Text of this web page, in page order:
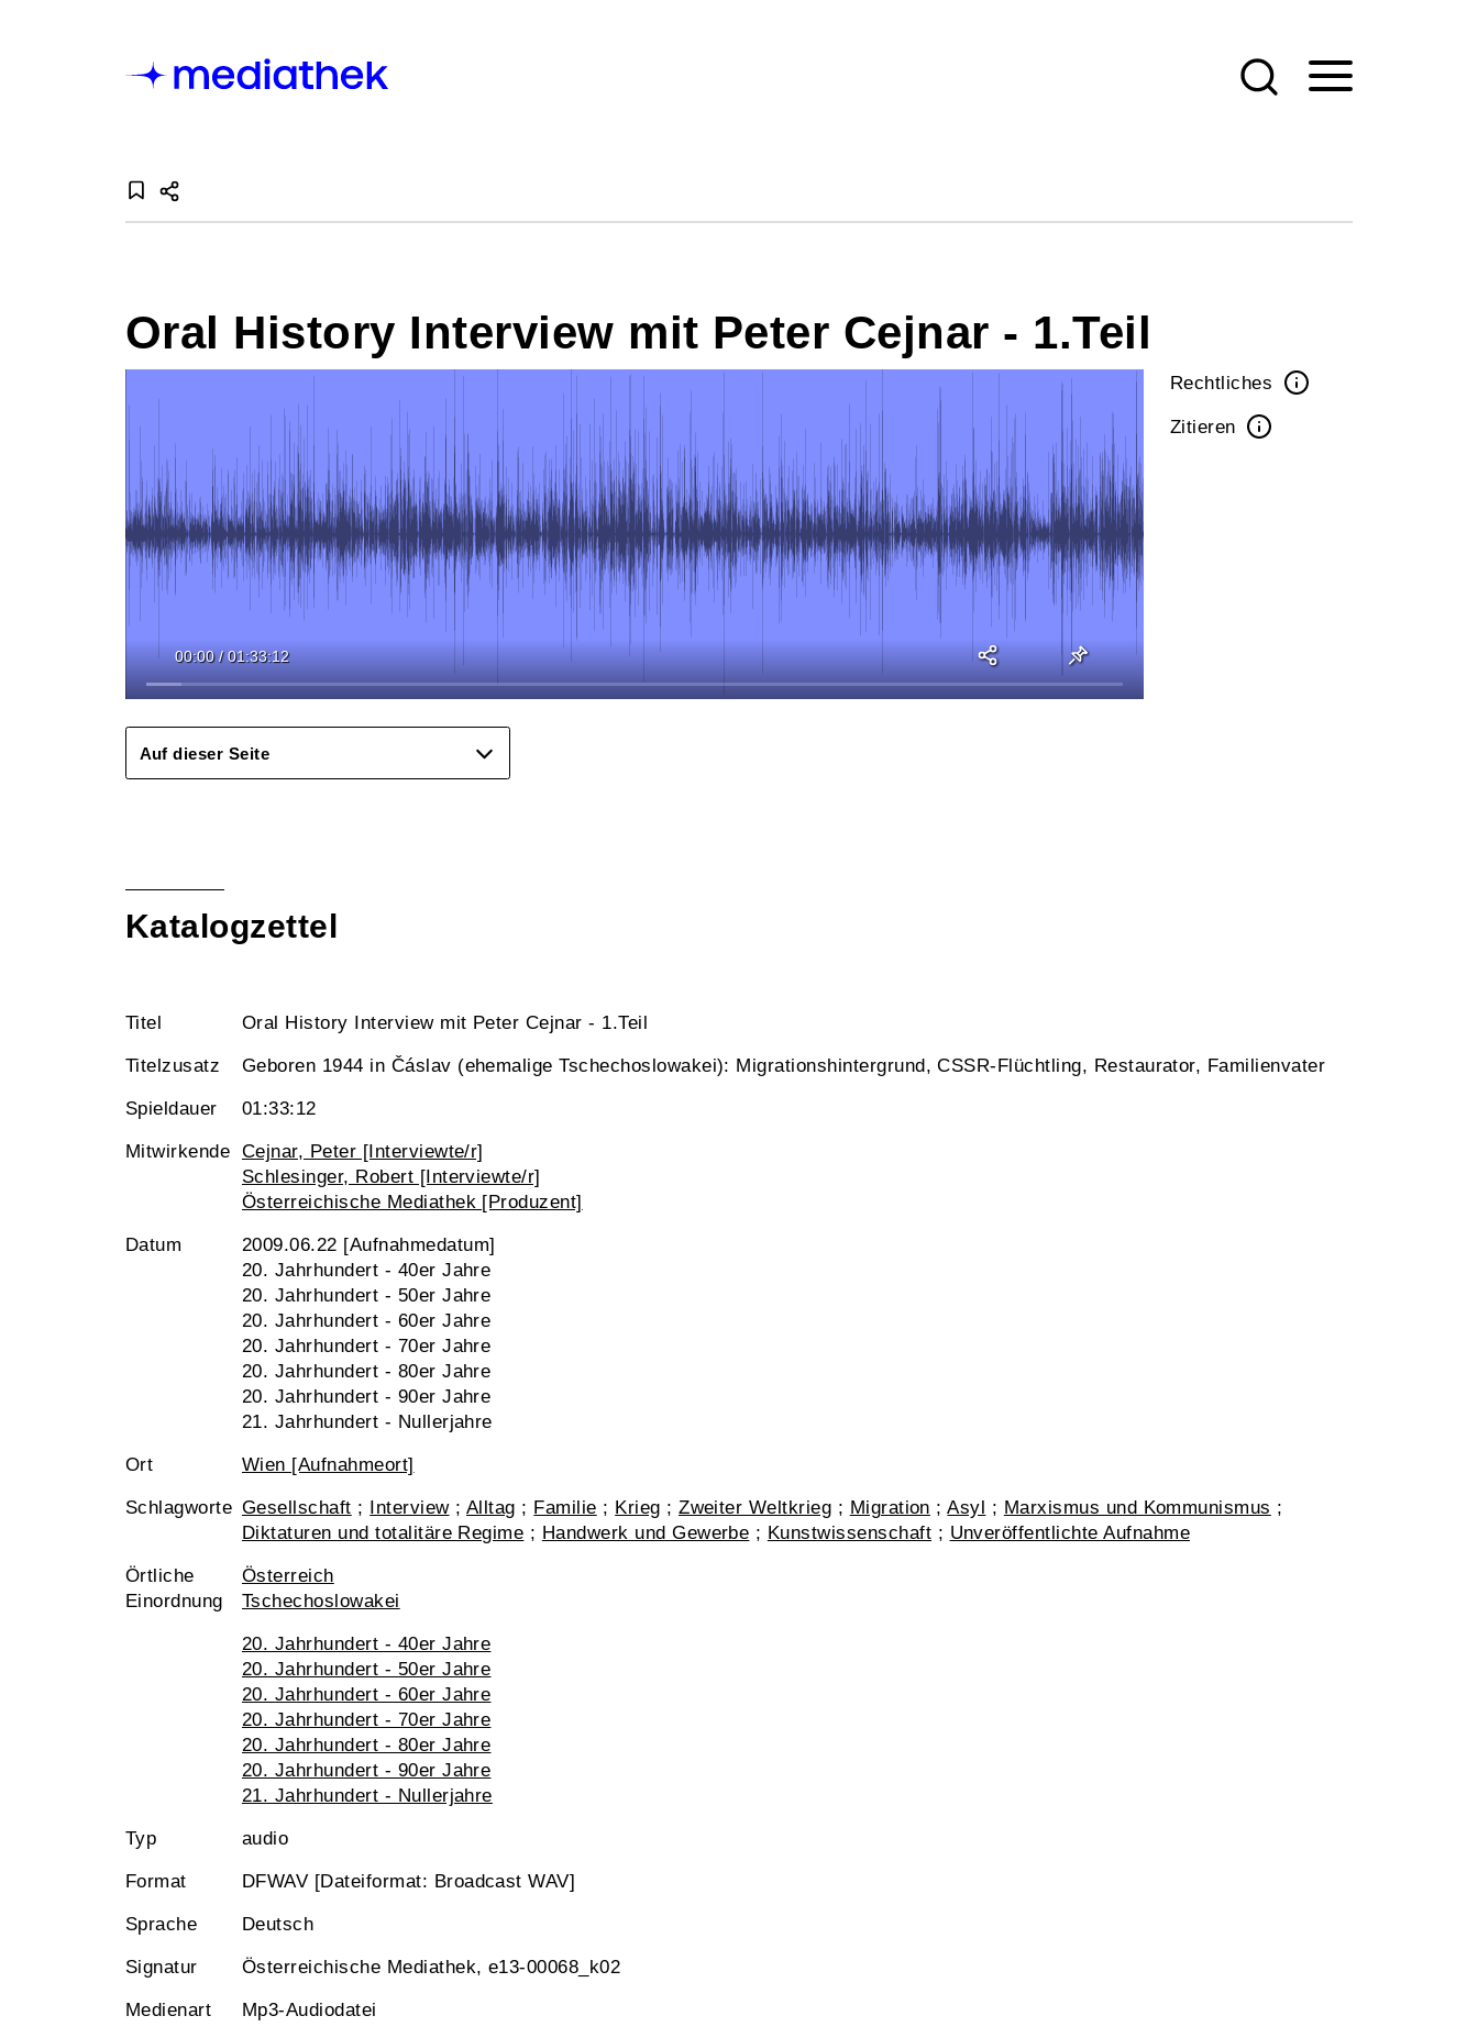
Oral History Interview mit Peter Cejnar - 1.Teil
00:00 / 01:33:12
Rechtliches
Zitieren
Auf dieser Seite
Katalogzettel
Titel Oral History Interview mit Peter Cejnar - 1.Teil
Titelzusatz Geboren 1944 in Čáslav (ehemalige Tschechoslowakei): Migrationshintergrund, CSSR-Flüchtling, Restaurator, Familienvater
Spieldauer 01:33:12
Mitwirkende Cejnar, Peter [Interviewte/r]
Schlesinger, Robert [Interviewte/r]
Österreichische Mediathek [Produzent]
Datum
2009.06.22 [Aufnahmedatum]
20. Jahrhundert - 40er Jahre
20. Jahrhundert - 50er Jahre
20. Jahrhundert - 60er Jahre
20. Jahrhundert - 70er Jahre
20. Jahrhundert - 80er Jahre
20. Jahrhundert - 90er Jahre
21. Jahrhundert - Nullerjahre
Ort Wien [Aufnahmeort]
Schlagworte Gesellschaft ; Interview; Alltag ; Familie ; Krieg ;Zweiter Weltkrieg ; Migration ;Asyl ; Marxismus und Kommunismus ;
Diktaturen und totalitäre Regime ; Handwerk und Gewerbe ; Kunstwissenschaft ; Unveröffentlichte Aufnahme
Örtliche
Einordnung
Österreich
Tschechoslowakei
20. Jahrhundert - 40er Jahre
20. Jahrhundert - 50er Jahre
20. Jahrhundert - 60er Jahre
20. Jahrhundert - 70er Jahre
20. Jahrhundert - 80er Jahre
20. Jahrhundert - 90er Jahre
21. Jahrhundert - Nullerjahre
Typ audio
Format DFWAV [Dateiformat: Broadcast WAV]
Sprache Deutsch
Signatur Österreichische Mediathek, e13-00068_k02
Medienart Mp3-Audiodatei